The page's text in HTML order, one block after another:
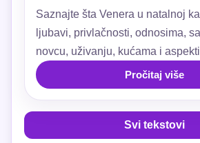
Saznajte šta Venera u natalnoj
ljubavi, privlačnosti, odnosima,
novcu, uživanju, kućama i
Pročitaj više
Svi tekstovi